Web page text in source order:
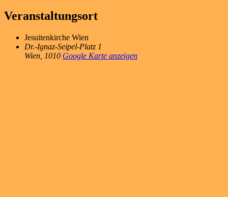
Veranstaltungsort
Jesuitenkirche Wien
Dr.-Ignaz-Seipel-Platz 1
Wien 1010 Google Karte anzeigen